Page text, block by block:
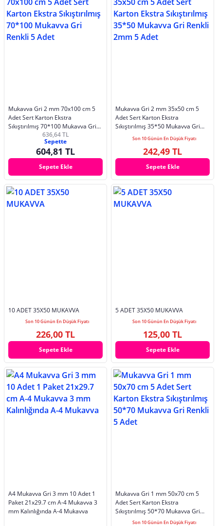
Mukavva Gri 2 mm 70x100 cm 5
Adet Sert Karton Ekstra
Sıkıştırılmış 70*100 Mukavva Gri
Renkli 5 Adet636,64 TL
Sepette
604,81 TL
Sepete Ekle
Mukavva Gri 2 mm 35x50 cm 5
Adet Sert Karton Ekstra
Sıkıştırılmış 35*50 Mukavva Gri
Renkli 2mm 5 Adet
Son 10 Günün En Düşük Fiyatı
242,49 TL
Sepete Ekle
10 ADET 35X50 MUKAVVA
Son 10 Günün En Düşük Fiyatı
226,00 TL
Sepete Ekle
5 ADET 35X50 MUKAVVA
Son 10 Günün En Düşük Fiyatı
125,00 TL
Sepete Ekle
A4 Mukavva Gri 3 mm 10 Adet 1
Paket 21x29.7 cm A-4 Mukavva 3
mm Kalınlığında A-4 Mukavva
Mukavva Gri 1 mm 50x70 cm 5
Adet Sert Karton Ekstra
Sıkıştırılmış 50*70 Mukavva Gri
Renkli 5 Adet
Son 10 Günün En Düşük Fiyatı